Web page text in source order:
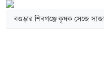
বগুড়ার শিবগঞ্জে কৃষক সেজে